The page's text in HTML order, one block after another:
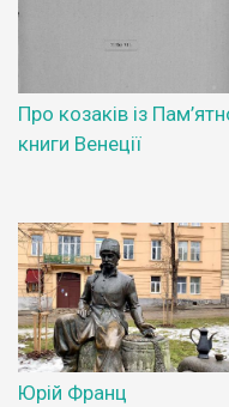
Про козаків із
книги Венеції
Юрій Франц